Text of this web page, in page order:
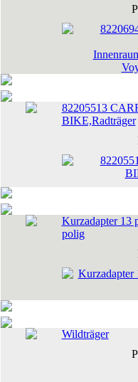
82205513
BIKE,Radträger
Kurzadapter 13
polig
Wildträger